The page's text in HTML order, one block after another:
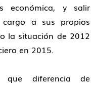
económica, y salir
a sus propios
la situación de 2012
en 2015.
que diferencia de